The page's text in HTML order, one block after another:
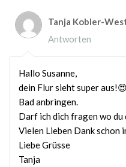
Tanja Kobler-
Antworten
Hallo Susanne,
dein Flur sieht super
Bad anbringen.
Darf ich dich fragen wo du
Vielen Lieben Dank schon
Liebe Grüsse
Tanja